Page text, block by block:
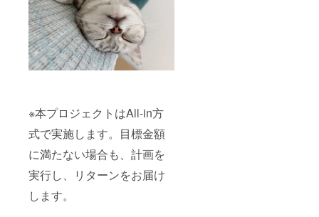
※本プロジェクトはAll-in方
式で実施します。目標金額
に満たない場合も、計画を
実行し、リターンをお届け
します。